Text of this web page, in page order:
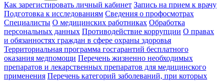
Как зарегистировать личный кабинет Запись на прием к врачу
Подготовка к исследованиям Сведения о профосмотрах
Специалисты О медицинских работниках Обработка
персональных данных Противодействие коррупции О правах
и обязанностях граждан в сфере охраны здоровья
Территориальная программа госгарантий бесплатного
оказания медпомощи Перечень жизненно необходимых
препаратов и лекарственных препаратов для медицинского
применения Перечень категорий заболеваний, при которых